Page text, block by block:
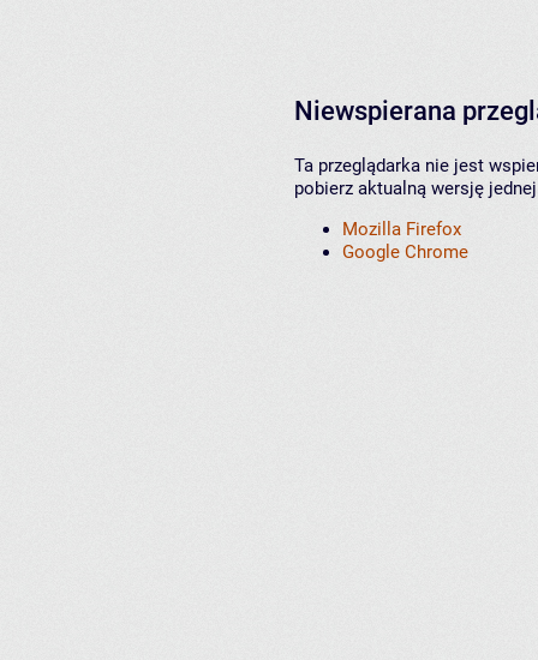
Niewspierana
Ta przeglądarka nie jest
pobierz aktualną wersję
Mozilla Firefox
Google Chrome